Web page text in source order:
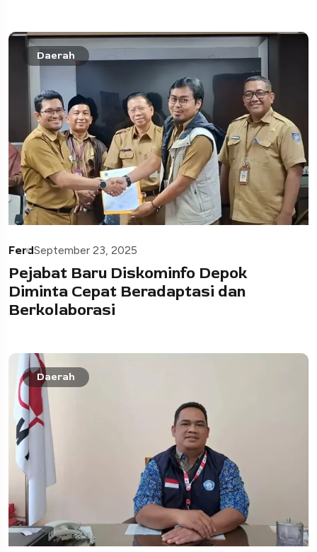
Daerah
FerdSeptember 23, 2025
Pejabat Baru Diskominfo Depok
Diminta Cepat Beradaptasi dan
Berkolaborasi
Daerah